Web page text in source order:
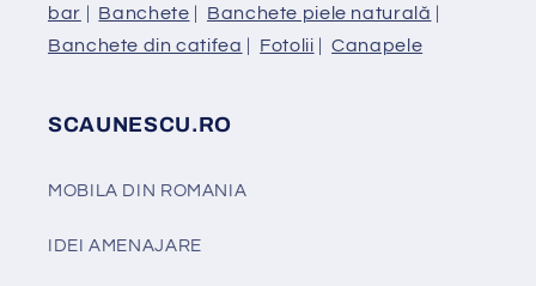
bar | Banchete | Banchete piele naturală |
Banchete din catifea | Fotolii |Canapele
SCAUNESCU.RO
MOBILA DIN ROMANIA
IDEI AMENAJARE